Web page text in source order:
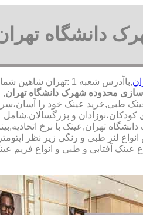
دانشگاه
,با
آدرس شعبه 1 :تهران
محدوده شهرک دانشگاه تهران,
طبی,خرید عینک خود را
و بزرگسالان.شامل
تهران,عینک با نرخ
لنز طبی و رنگی زیر نظر
عینک آفتابی و طبی و انواع فریم